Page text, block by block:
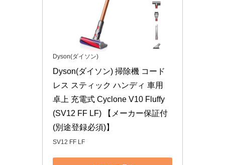
Dyson(ダイソン)
Dyson(ダイソン) 掃除機 コード
レス スティック ハンディ 車用
卓上 充電式 Cyclone V10 Fluffy
(SV12 FF LF) 【メーカー保証付
(別途登録必須)】
SV12 FF LF